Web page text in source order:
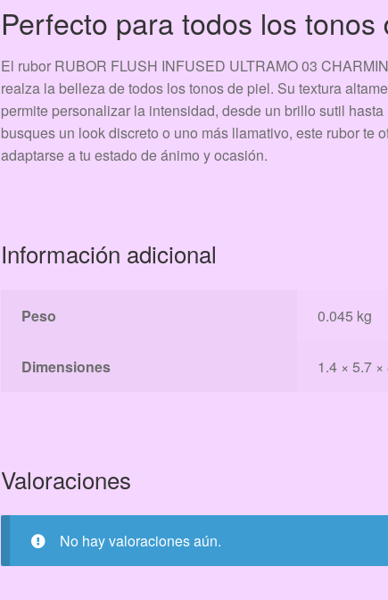
Perfecto para todos los tonos
El rubor RUBOR FLUSH INFUSED ULTRAMO 03
realza la belleza de todos los tonos de piel. Su textura
permite personalizar la intensidad, desde un brillo sutil
busques un look discreto o uno más llamativo, este rubor te
adaptarse a tu estado de ánimo y ocasión.
Información adicional
Peso 0.045 kg
Dimensiones 1.4 × 5.7 ×
Valoraciones
No hay valoraciones aún.